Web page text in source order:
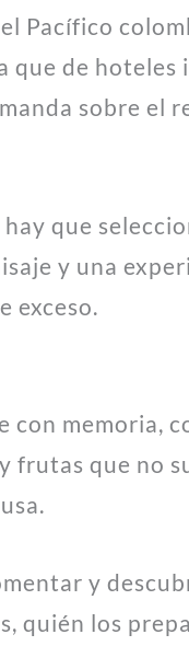
Pacífico
de hoteles
sobre el
que
y una
exceso.
con memoria,
frutas que no
y
quién los